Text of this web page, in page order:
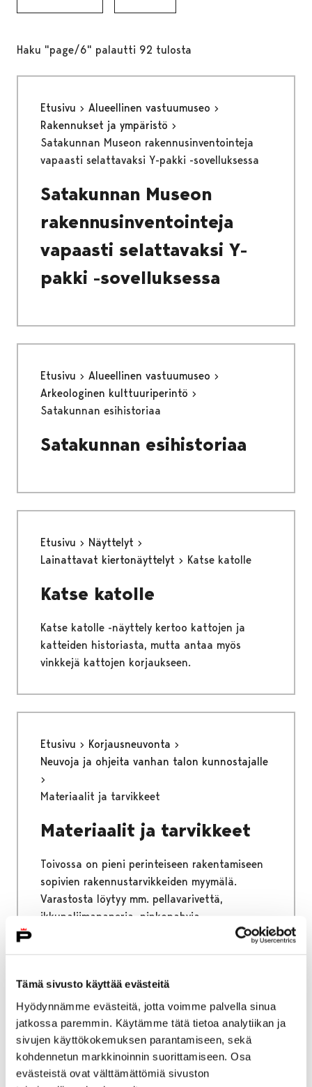
Tämä sivusto käyttää evästeitä
Hyödynnämme evästeitä, jotta voimme palvella sinua
jatkossa paremmin. Käytämme tätä tietoa analytiikan ja
sivujen käyttökokemuksen parantamiseen, sekä
kohdennetun markkinoinnin suorittamiseen. Osa
evästeistä ovat välttämättömiä sivuston
Haku "page/6" palautti 92 tulosta
Etusivu
Alueellinen vastuumuseo
Rakennukset ja ympäristö
Satakunnan Museon rakennusinventointeja
vapaasti selattavaksi Y-pakki -sovelluksessa
Satakunnan Museon
rakennusinventointeja
vapaasti selattavaksi Y-
pakki -sovelluksessa
Etusivu
Alueellinen vastuumuseo
Arkeologinen kulttuuriperintö
Satakunnan esihistoriaa
Satakunnan esihistoriaa
Etusivu
Näyttelyt
Lainattavat kiertonäyttelyt
Katse katolle
Katse katolle
Katse katolle -näyttely kertoo kattojen ja
katteiden historiasta, mutta antaa myös
vinkkejä kattojen korjaukseen.
Etusivu
Korjausneuvonta
Neuvoja ja ohjeita vanhan talon kunnostajalle
Materiaalit ja tarvikkeet
Materiaalit ja tarvikkeet
Toivossa on pieni perinteiseen rakentamiseen
sopivien rakennustarvikkeiden myymälä.
Varastosta löytyy mm. pellavarivettä,
ikkunaliimapaperia, pinkopahvia
asennustarvikkeineen, heloja, valokytkimiä,
Etusivu
Vierailu
Saapuminen ja esteettömyys